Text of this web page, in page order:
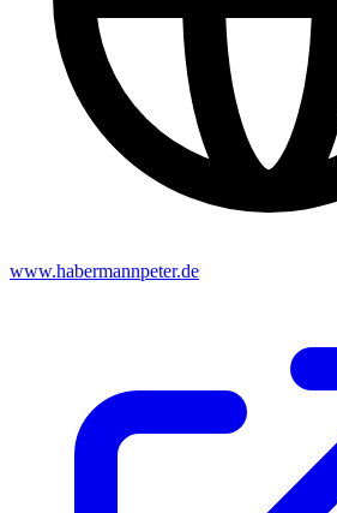
www.habermannpeter.de